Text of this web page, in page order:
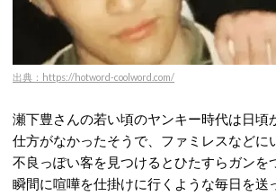
出典：https://hotword-coolword.com/
瀬下豊さんの若い頃のヤンキー時代は日頃
仕方がなかったそうで、ファミレスなどに
不良っぽい客を見つけるとひたすらガンを
瞬間に喧嘩を仕掛けに行くような毎日を送